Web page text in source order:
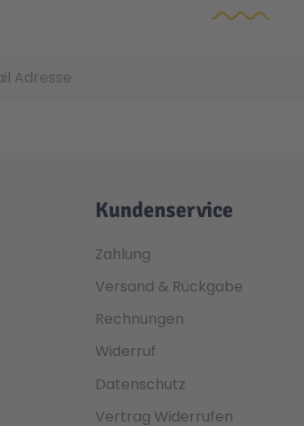
Kundenservice
Zahlung
Versand & Rückgabe
Rechnungen
Widerruf
Datenschutz
Vertrag Widerrufen